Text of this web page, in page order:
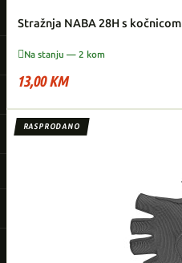
Stražnja NABA 28H s kočnicom
Na stanju — 2 kom
13,00 KM
RASPRODANO